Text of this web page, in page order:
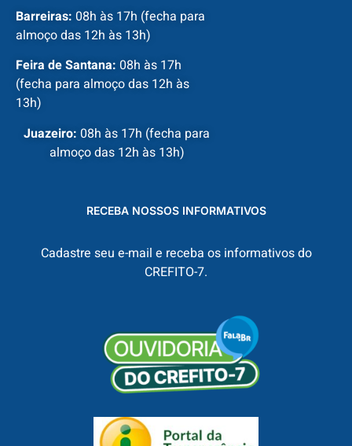
Barreiras: 08h às 17h (fecha para
almoço das 12h às 13h)
Feira de Santana: 08h às 17h
(fecha para almoço das 12h às
13h)
Juazeiro: 08h às 17h (fecha para
almoço das 12h às 13h)
RECEBA NOSSOS INFORMATIVOS
Cadastre seu e-mail e receba os informativos do
CREFITO-7.